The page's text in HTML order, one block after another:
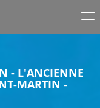
- L'ANCIENNE
MARTIN -